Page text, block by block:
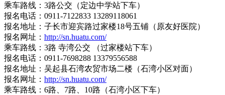
乘车路线：3路公交（定边中学站下车）
报名电话：0911-7122833 13289118061
报名地址：子长市迎宾路过家楼18号五铺（原友好医院）
报名网址： http://sn.huatu.com/
乘车路线：3路 寺湾公交 （过家楼站下车）
报名电话：0911-7698288 13379556588
报名地址：吴起县石湾农贸市场二楼（石湾小区对面）
报名网址： http://sn.huatu.com/
乘车路线：6路、7路、10路（石湾小区下车）